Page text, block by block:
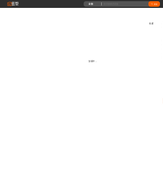
藝墅 全部 搜索
加载中...
收藏